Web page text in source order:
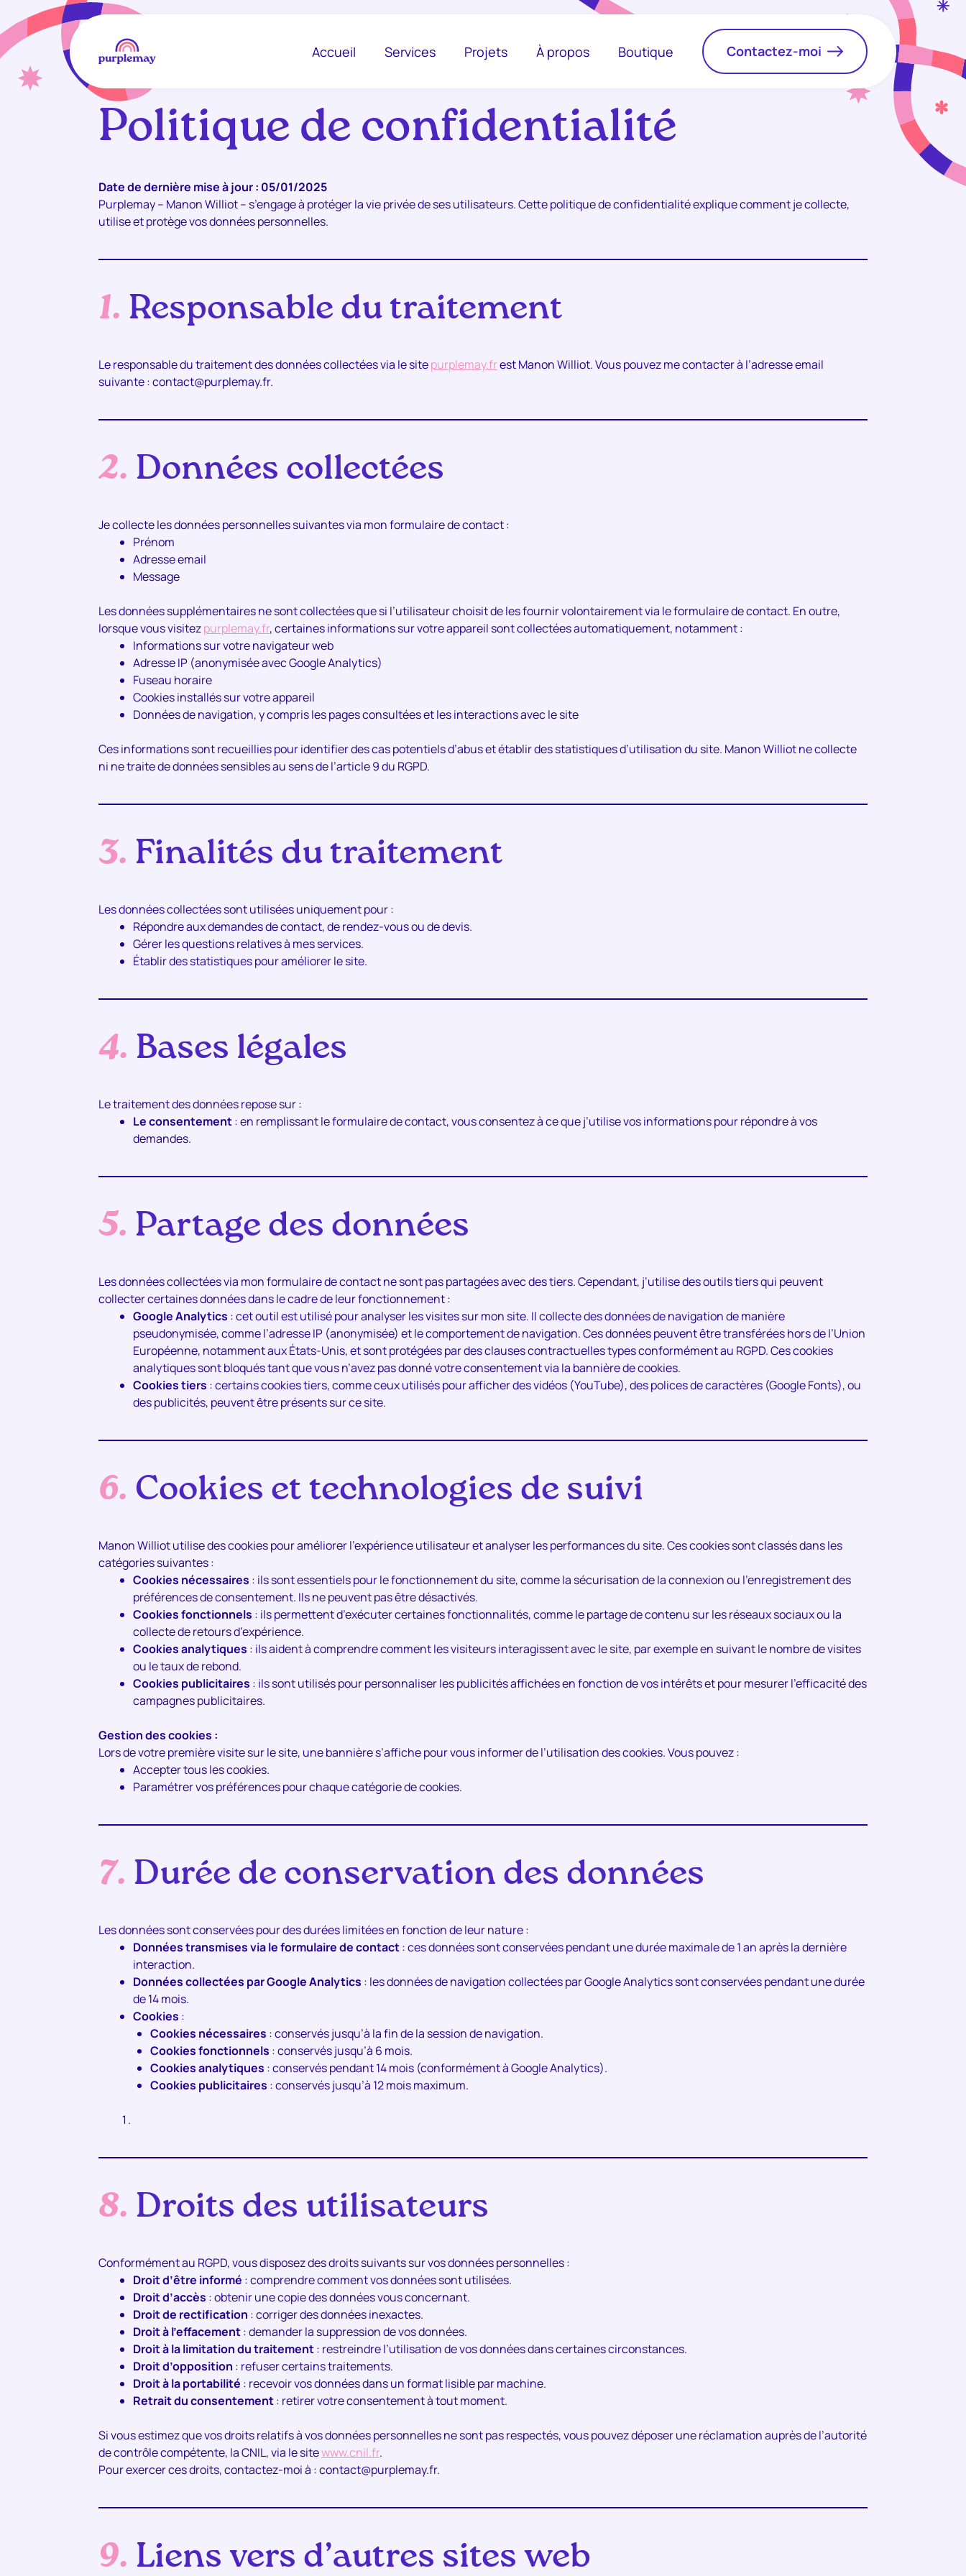
Aller
Accueil Services Projets À propos Boutique Contactez-moi
Politique de confidentialité
Date de dernière mise à jour : 05/01/2025
Purplemay – Manon Williot – s’engage à protéger la vie privée de ses utilisateurs. Cette politique de confidentialité explique comment je collecte,
utilise et protège vos données personnelles.
1. Responsable du traitement
Le responsable du traitement des données collectées via le sitepurplemay.frest Manon Williot. Vous pouvez me contacter à l’adresse email
suivante : contact@purplemay.fr.
2. Données collectées
Je collecte les données personnelles suivantes via mon formulaire de contact :
Prénom
Adresse email
Message
Les données supplémentaires ne sont collectées que si l’utilisateur choisit de les fournir volontairement via le formulaire de contact. En outre,
lorsque vous visitezpurplemay.fr, certaines informations sur votre appareil sont collectées automatiquement, notamment :
Informations sur votre navigateur web
Adresse IP (anonymisée avec Google Analytics)
Fuseau horaire
Cookies installés sur votre appareil
Données de navigation, y compris les pages consultées et les interactions avec le site
Ces informations sont recueillies pour identifier des cas potentiels d’abus et établir des statistiques d’utilisation du site. Manon Williot ne collecte
ni ne traite de données sensibles au sens de l’article 9 du RGPD.
3. Finalités du traitement
Les données collectées sont utilisées uniquement pour :
Répondre aux demandes de contact, de rendez-vous ou de devis.
Gérer les questions relatives à mes services.
Établir des statistiques pour améliorer le site.
4. Bases légales
Le traitement des données repose sur :
Le consentement: en remplissant le formulaire de contact, vous consentez à ce que j’utilise vos informations pour répondre à vos
demandes.
5. Partage des données
Les données collectées via mon formulaire de contact ne sont pas partagées avec des tiers. Cependant, j’utilise des outils tiers qui peuvent
collecter certaines données dans le cadre de leur fonctionnement :
Google Analytics : cet outil est utilisé pour analyser les visites sur mon site. Il collecte des données de navigation de manière
pseudonymisée, comme l’adresse IP (anonymisée) et le comportement de navigation. Ces données peuvent être transférées hors de l’Union
Européenne, notamment aux États-Unis, et sont protégées par des clauses contractuelles types conformément au RGPD. Ces cookies
analytiques sont bloqués tant que vous n’avez pas donné votre consentement via la bannière de cookies.
Cookies tiers : certains cookies tiers, comme ceux utilisés pour afficher des vidéos (YouTube), des polices de caractères (Google Fonts), ou
des publicités, peuvent être présents sur ce site.
6. Cookies et technologies de suivi
Manon Williot utilise des cookies pour améliorer l’expérience utilisateur et analyser les performances du site. Ces cookies sont classés dans les
catégories suivantes :
Cookies nécessaires : ils sont essentiels pour le fonctionnement du site, comme la sécurisation de la connexion ou l’enregistrement des
préférences de consentement. Ils ne peuvent pas être désactivés.
Cookies fonctionnels : ils permettent d’exécuter certaines fonctionnalités, comme le partage de contenu sur les réseaux sociaux ou la
collecte de retours d’expérience.
Cookies analytiques : ils aident à comprendre comment les visiteurs interagissent avec le site, par exemple en suivant le nombre de visites
ou le taux de rebond.
Cookies publicitaires : ils sont utilisés pour personnaliser les publicités affichées en fonction de vos intérêts et pour mesurer l’efficacité des
campagnes publicitaires.
Gestion des cookies :
Lors de votre première visite sur le site, une bannière s’affiche pour vous informer de l’utilisation des cookies. Vous pouvez :
Accepter tous les cookies.
Paramétrer vos préférences pour chaque catégorie de cookies.
7. Durée de conservation des données
Les données sont conservées pour des durées limitées en fonction de leur nature :
Données transmises via le formulaire de contact: ces données sont conservées pendant une durée maximale de 1 an après la dernière
interaction.
Données collectées par Google Analytics : les données de navigation collectées par Google Analytics sont conservées pendant une durée
de 14 mois.
Cookies :
Cookies nécessaires : conservés jusqu’à la fin de la session de navigation.
Cookies fonctionnels : conservés jusqu’à 6 mois.
Cookies analytiques : conservés pendant 14 mois (conformément à Google Analytics).
Cookies publicitaires : conservés jusqu’à 12 mois maximum.
8. Droits des utilisateurs
Conformément au RGPD, vous disposez des droits suivants sur vos données personnelles :
Droit d’être informé : comprendre comment vos données sont utilisées.
Droit d’accès : obtenir une copie des données vous concernant.
Droit de rectification : corriger des données inexactes.
Droit à l’effacement: demander la suppression de vos données.
Droit à la limitation du traitement: restreindre l’utilisation de vos données dans certaines circonstances.
Droit d’opposition : refuser certains traitements.
Droit à la portabilité : recevoir vos données dans un format lisible par machine.
Retrait du consentement: retirer votre consentement à tout moment.
Si vous estimez que vos droits relatifs à vos données personnelles ne sont pas respectés, vous pouvez déposer une réclamation auprès de l’autorité
de contrôle compétente, la CNIL, via le sitewww.cnil.fr.
Pour exercer ces droits, contactez-moi à : contact@purplemay.fr.
9. Liens vers d’autres sites web